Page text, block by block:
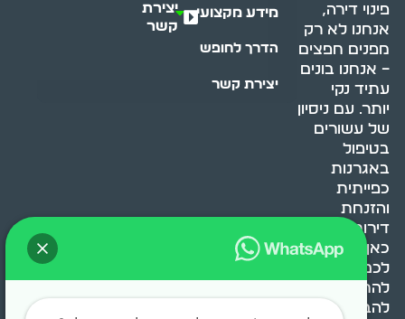
פינוי דירה,
אנחנו לא רק
מפנים חפצים
– אנחנו בונים
עתיד נקי
יותר. עם ניסיון
של עשורים
בטיפול
באגרנות
כפייתית
והזנחת
דירות, אנחנו
כאן כדי לעזור
לכם
להתמודד,
להבין ולשנות.
מידע מקצועי
הדרך לחופש
יצירת קשר
יצירת
קשר